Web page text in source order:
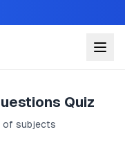
Quiz
of subjects